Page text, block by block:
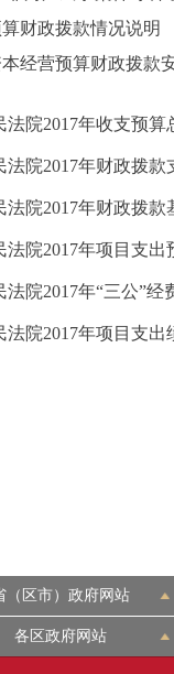
财政拨款情况说明
营预算财政拨款
院2017年收支预算
法院2017年财政拨款
法院2017年财政拨
院2017年项目支出
院2017年“三公”经
法院2017年项目支出
（区市）政府网站
各区政府网站